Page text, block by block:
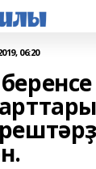
06:20